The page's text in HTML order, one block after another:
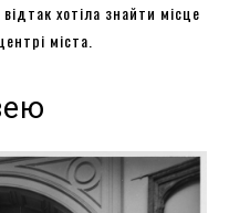
хотіла знайти місце
міста.